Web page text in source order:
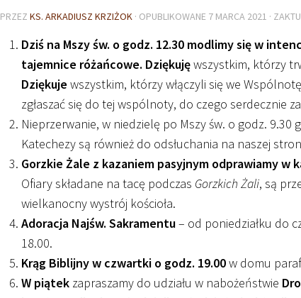
PRZEZ KS. ARKADIUSZ KRZIŻOK · OPUBLIKOWANE 7 MARCA 2021 ·
Dziś na Mszy św. o godz. 12.30 modlimy się w
tajemnice różańcowe. Dziękujęwszystkim, którzy
Dziękuje wszystkim, którzy włączyli się we
zgłaszać się do tej wspólnoty, do czego serdecznie
Nieprzerwanie, w niedzielę po Mszy św. o godz. 9.30
Katechezy są również do odsłuchania na naszej
Gorzkie Żale z kazaniem pasyjnym odprawiamy w
Ofiary składane na tacę podczas Gorzkich Żali, są
wielkanocny wystrój kościoła.
Adoracja Najśw. Sakramentu– od poniedziałku do
18.00.
Krąg Biblijny w czwartki o godz. 19.00w domu
W piątek zapraszamy do udziału w nabożeństwie